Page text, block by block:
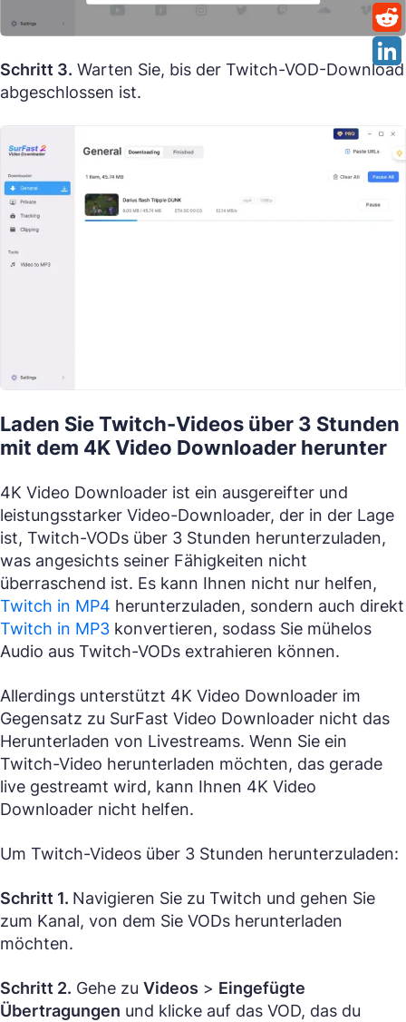
Schritt 3. Warten Sie, bis der Twitch-VOD-Download
abgeschlossen ist.
Laden Sie Twitch-Videos über 3 Stunden
mit dem 4K Video Downloader herunter
4K Video Downloader ist ein ausgereifter und
leistungsstarker Video-Downloader, der in der Lage
ist, Twitch-VODs über 3 Stunden herunterzuladen,
was angesichts seiner Fähigkeiten nicht
überraschend ist. Es kann Ihnen nicht nur helfen,
Twitch in MP4 herunterzuladen, sondern auch direkt
Twitch in MP3 konvertieren, sodass Sie mühelos
Audio aus Twitch-VODs extrahieren können.
Allerdings unterstützt 4K Video Downloader im
Gegensatz zu SurFast Video Downloader nicht das
Herunterladen von Livestreams. Wenn Sie ein
Twitch-Video herunterladen möchten, das gerade
live gestreamt wird, kann Ihnen 4K Video
Downloader nicht helfen.
Um Twitch-Videos über 3 Stunden herunterzuladen:
Schritt 1. Navigieren Sie zu Twitch und gehen Sie
zum Kanal, von dem Sie VODs herunterladen
möchten.
Schritt 2. Gehe zu Videos > Eingefügte
Übertragungen und klicke auf das VOD, das du